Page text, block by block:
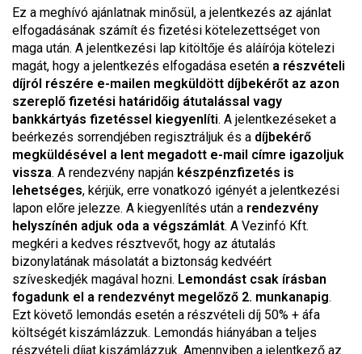
Ez a meghívó ajánlatnak minősül, a jelentkezés az ajánlat
elfogadásának számít és fizetési kötelezettséget von
maga után. A jelentkezési lap kitöltője és aláírója kötelezi
magát, hogy a jelentkezés elfogadása esetén a részvételi
díjról részére e-mailen megküldött díjbekérőt az azon
szereplő fizetési határidőig átutalással vagy
bankkártyás fizetéssel kiegyenlíti. A jelentkezéseket a
beérkezés sorrendjében regisztráljuk és a díjbekérő
megküldésével a lent megadott e-mail címre igazoljuk
vissza. A rendezvény napján készpénzfizetés is
lehetséges, kérjük, erre vonatkozó igényét a jelentkezési
lapon előre jelezze. A kiegyenlítés után a rendezvény
helyszínén adjuk oda a végszámlát. A Vezinfó Kft.
megkéri a kedves résztvevőt, hogy az átutalás
bizonylatának másolatát a biztonság kedvéért
szíveskedjék magával hozni. Lemondást csak írásban
fogadunk el a rendezvényt megelőző 2. munkanapig.
Ezt követő lemondás esetén a részvételi díj 50% + áfa
költségét kiszámlázzuk. Lemondás hiányában a teljes
részvételi díjat kiszámlázzuk. Amennyiben a jelentkező az